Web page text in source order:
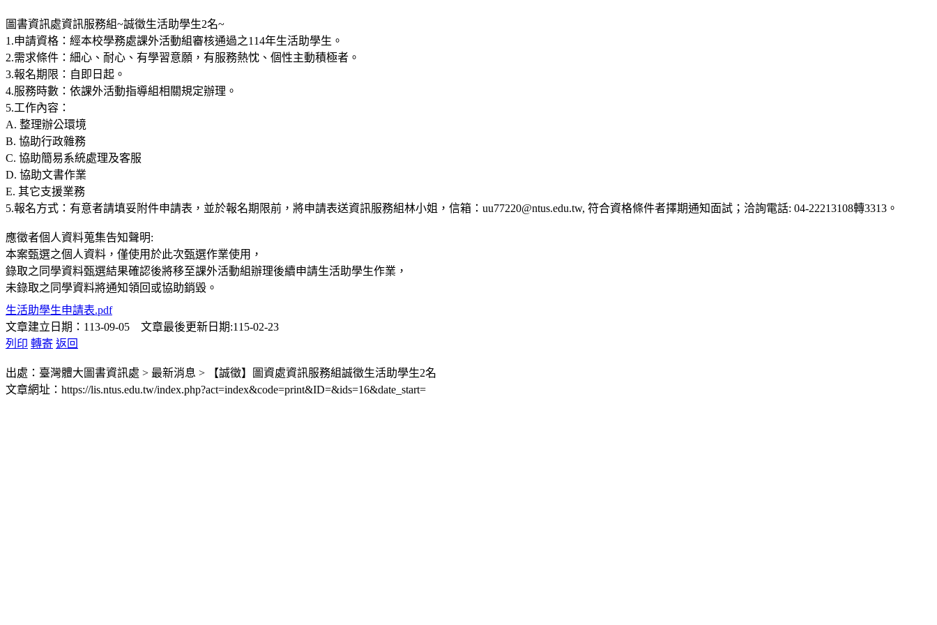
圖書資訊處資訊服務組~誠徵生活助學生2名~
1.申請資格：經本校學務處課外活動組審核通過之114年生活助學生。
2.需求條件：細心、耐心、有學習意願，有服務熱忱、個性主動積極者。
3.報名期限：自即日起。
4.服務時數：依課外活動指導組相關規定辦理。
5.工作內容：
A. 整理辦公環境
B. 協助行政雜務
C. 協助簡易系統處理及客服
D. 協助文書作業
E. 其它支援業務
5.報名方式：有意者請填妥附件申請表，並於報名期限前，將申請表送資訊服務組林小姐，信箱：uu77220@ntus.edu.tw, 符合資格條件者擇期通知面試；洽詢電話: 04-22213108轉3313。
應徵者個人資料蒐集告知聲明:
本案甄選之個人資料，僅使用於此次甄選作業使用，
錄取之同學資料甄選結果確認後將移至課外活動組辦理後續申請生活助學生作業，
未錄取之同學資料將通知領回或協助銷毀。
生活助學生申請表.pdf
文章建立日期：113-09-05 文章最後更新日期:115-02-23
列印 轉寄 返回
出處：臺灣體大圖書資訊處 > 最新消息 > 【誠徵】圖資處資訊服務組誠徵生活助學生2名
文章網址：https://lis.ntus.edu.tw/index.php?act=index&code=print&ID=&ids=16&date_start=